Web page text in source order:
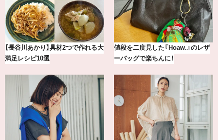
【2026年8月】鏡リュウジの12星座
別占い
気分が上がる「フルラ」のアイウェ
アを「眼鏡市場」で探して。